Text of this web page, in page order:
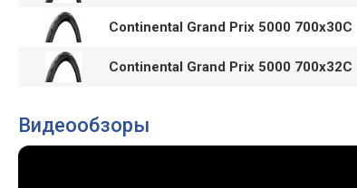
Continental Grand Prix 5000 700x30C
Continental Grand Prix 5000 700x32C
Видеообзоры